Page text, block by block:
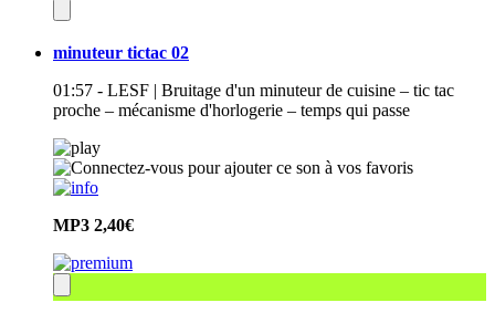
minuteur tictac 02
01:57 - LESF | Bruitage d'un minuteur de cuisine – tic tac
proche – mécanisme d'horlogerie – temps qui passe
MP3 2,40€